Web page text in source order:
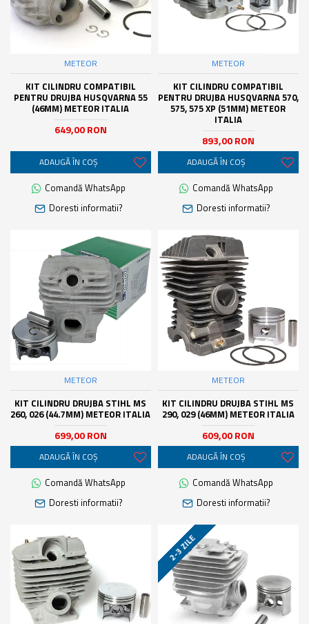
METEOR
KIT CILINDRU COMPATIBIL
PENTRU DRUJBA HUSQVARNA 55
(46MM) METEOR ITALIA
649,00 RON
ADAUGĂ ÎN COŞ
Comandă WhatsApp
Doresti informatii?
METEOR
KIT CILINDRU COMPATIBIL
PENTRU DRUJBA HUSQVARNA 570,
575, 575 XP (51MM) METEOR
ITALIA
893,00 RON
ADAUGĂ ÎN COŞ
Comandă WhatsApp
Doresti informatii?
METEOR
KIT CILINDRU DRUJBA STIHL MS
260, 026 (44.7MM) METEOR ITALIA
699,00 RON
ADAUGĂ ÎN COŞ
Comandă WhatsApp
Doresti informatii?
METEOR
KIT CILINDRU DRUJBA STIHL MS
290, 029 (46MM) METEOR ITALIA
609,00 RON
ADAUGĂ ÎN COŞ
Comandă WhatsApp
Doresti informatii?
2-3 ZILE